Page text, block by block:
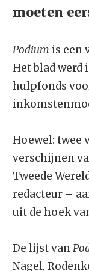
moeten
Podium is een
Het blad werd
hulpfonds
Hoewel: twee
verschijnen
Tweede
redacteur –
uit de hoek
De lijst van
Nagel,